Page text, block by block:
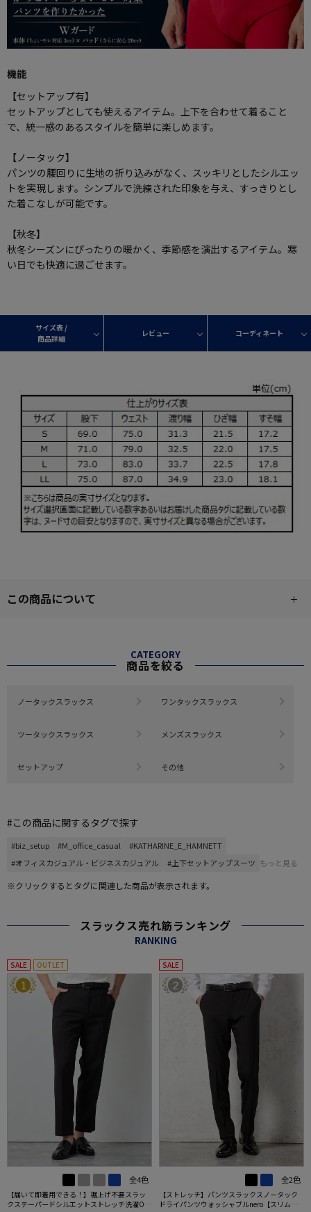
機能
【セットアップ有】
セットアップとしても使えるアイテム。上下を合わせて着ること
で、統一感のあるスタイルを簡単に楽しめます。
【ノータック】
パンツの腰回りに生地の折り込みがなく、スッキリとしたシルエッ
トを実現します。シンプルで洗練された印象を与え、すっきりとし
た着こなしが可能です。
【秋冬】
秋冬シーズンにぴったりの暖かく、季節感を演出するアイテム。寒
い日でも快適に過ごせます。
サイズ表 /
商品詳細
レビュー コーディネート
この商品について
CATEGORY
商品を絞る
ノータックスラックス ワンタックスラックス
ツータックスラックス メンズスラックス
セットアップ その他
#この商品に関するタグで探す
#biz_setup #M_office_casual
#KATHARINE_E_HAMNETT
#オフィスカジュアル・ビジネスカジュアル
#上下セットアップスーツ もっと見る
※クリックするとタグに関連した商品が表示されます。
スラックス売れ筋ランキング
RANKING
SALE OUTLET
1
全4色
【届いて即着用できる！】裾上げ不要スラッ
クステーパードシルエットストレッチ洗濯OK
SALE
2
全2色
【ストレッチ】パンツスラックスノータック
ドライパンツウォッシャブルnero【スリムデ